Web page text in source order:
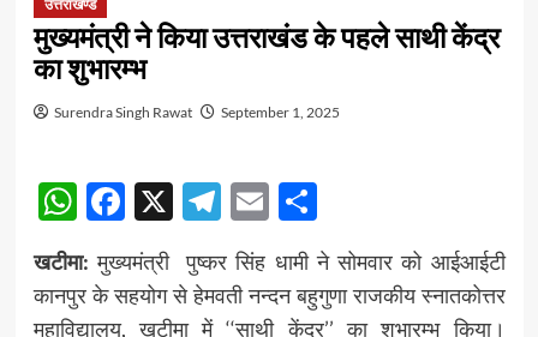
उत्तराखण्ड
मुख्यमंत्री ने किया उत्तराखंड के पहले साथी केंद्र
का शुभारम्भ
Surendra Singh Rawat September 1, 2025
WhatsApp
Facebook
X Telegram
EmailShare
खटीमा:मुख्यमंत्री पुष्कर सिंह धामी ने सोमवार को आईआईटी
कानपुर के सहयोग से हेमवती नन्दन बहुगुणा राजकीय स्नातकोत्तर
महाविद्यालय, खटीमा में ‘‘साथी केंद्र’’ का शुभारम्भ किया।